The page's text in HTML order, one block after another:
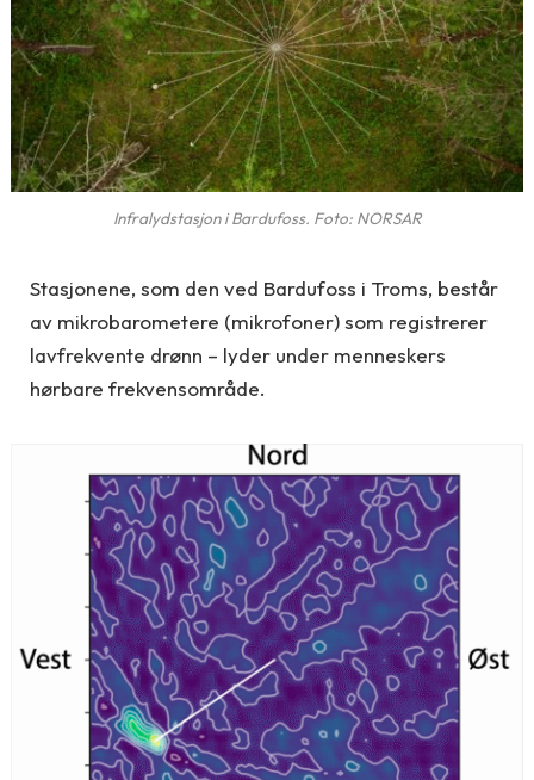
Infralydstasjon i Bardufoss. Foto: NORSAR
Stasjonene, som den ved Bardufoss i Troms, består
av mikrobarometere (mikrofoner) som registrerer
lavfrekvente drønn – lyder under menneskers
hørbare frekvensområde.